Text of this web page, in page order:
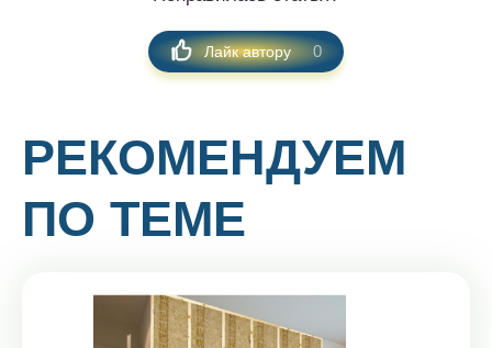
Лайк автору 0
РЕКОМЕНДУЕМ
ПО ТЕМЕ